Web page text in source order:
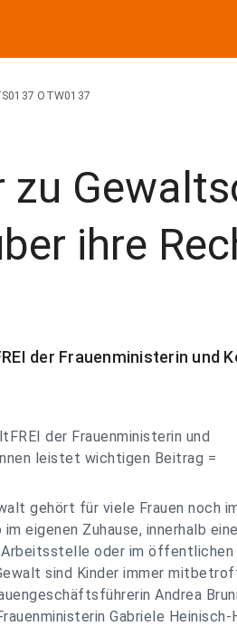
OTW0137
zu
ihre
der Frauenministerin
der Frauenministerin und
leistet wichtigen Beitrag =
gehört für viele Frauen noch
eigenen Zuhause, innerhalb
oder im öffentlichen
sind Kinder immer
Andrea
Gabriele Heinisch-